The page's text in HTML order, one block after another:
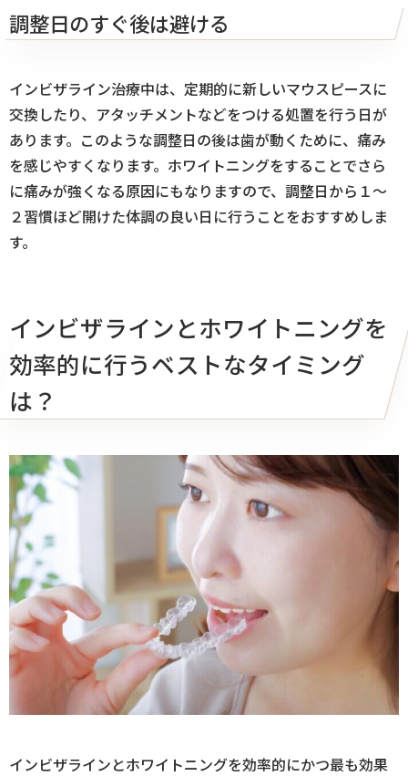
調整日のすぐ後は避ける
インビザライン治療中は、定期的に新しいマウスピースに
交換したり、アタッチメントなどをつける処置を行う日が
あります。このような調整日の後は歯が動くために、痛み
を感じやすくなります。ホワイトニングをすることでさら
に痛みが強くなる原因にもなりますので、調整日から１〜
２習慣ほど開けた体調の良い日に行うことをおすすめしま
す。
インビザラインとホワイトニングを
効率的に行うベストなタイミング
は？
インビザラインとホワイトニングを効率的にかつ最も効果